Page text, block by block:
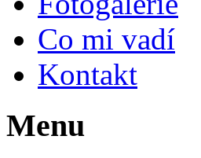
Co mi vadí
Kontakt
Menu